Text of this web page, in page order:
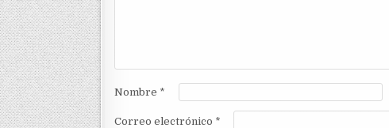
Nombre *
Correo electrónico *